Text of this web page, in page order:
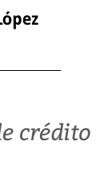
crédito